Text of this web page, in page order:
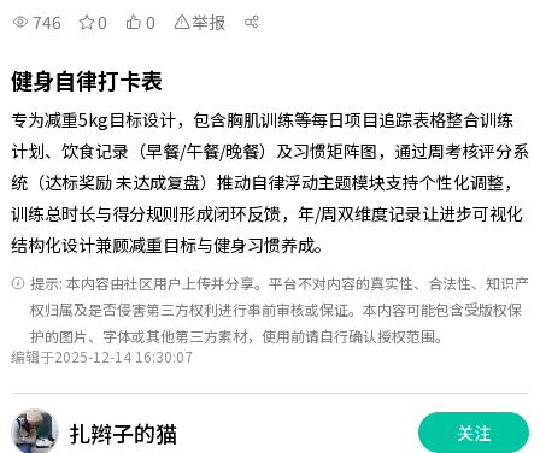
746 0 0 举报
健身自律打卡表
专为减重5kg目标设计，包含胸肌训练等每日项目追踪表格整合训练
计划、饮食记录（早餐/午餐/晚餐）及习惯矩阵图，通过周考核评分系
统（达标奖励 未达成复盘）推动自律浮动主题模块支持个性化调整，
训练总时长与得分规则形成闭环反馈，年/周双维度记录让进步可视化
结构化设计兼顾减重目标与健身习惯养成。
提示: 本内容由社区用户上传并分享。平台不对内容的真实性、合法性、知识产
权归属及是否侵害第三方权利进行事前审核或保证。本内容可能包含受版权保
护的图片、字体或其他第三方素材，使用前请自行确认授权范围。
编辑于2025-12-14 16:30:07
扎辫子的猫 关注